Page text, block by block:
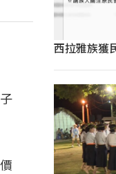
西拉雅族獲